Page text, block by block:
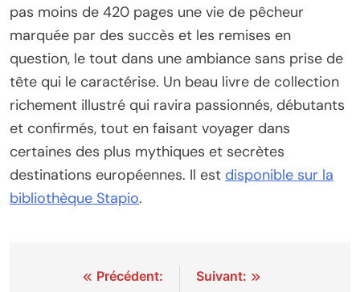
pas moins de 420 pages une vie de pêcheur
marquée par des succès et les remises en
question, le tout dans une ambiance sans prise de
tête qui le caractérise. Un beau livre de collection
richement illustré qui ravira passionnés, débutants
et confirmés, tout en faisant voyager dans
certaines des plus mythiques et secrètes
destinations européennes. Il est disponible sur la
bibliothèque Stapio.
NavigationPrécédent:
Suivant: